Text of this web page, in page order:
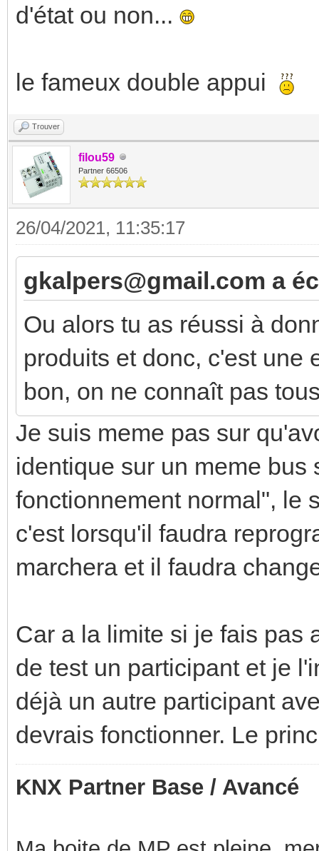
d'état ou non...
le fameux double appui
Trouver
filou59
Partner 66506
26/04/2021, 11:35:17
gkalpers@gmail.com a
Ou alors tu as réussi à
produits et donc, c'est une
bon, on ne connaît pas
Je suis meme pas sur
identique sur un meme
fonctionnement normal", le
c'est lorsqu'il faudra
marchera et il faudra
Car a la limite si je fais pas
de test un participant et je
déjà un autre participant
devrais fonctionner. Le
KNX Partner Base / Avancé